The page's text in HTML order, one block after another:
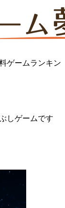
ゲームランキン
しゲームです